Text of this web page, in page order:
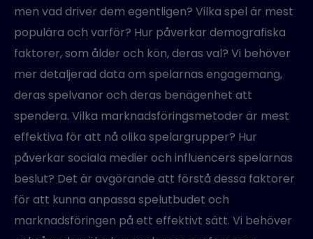
men vad driver dem egentligen? Vilka spel är mest
populära och varför? Hur påverkar demografiska
faktorer, som ålder och kön, deras val? Vi behöver
mer detaljerad data om spelarnas engagemang,
deras spelvanor och deras benägenhet att
spendera. Vilka marknadsföringsmetoder är mest
effektiva för att nå olika spelargrupper? Hur
påverkar sociala medier och influencers spelarnas
beslut? Det är avgörande att förstå dessa faktorer
för att kunna anpassa spelutbudet och
marknadsföringen på ett effektivt sätt. Vi behöver